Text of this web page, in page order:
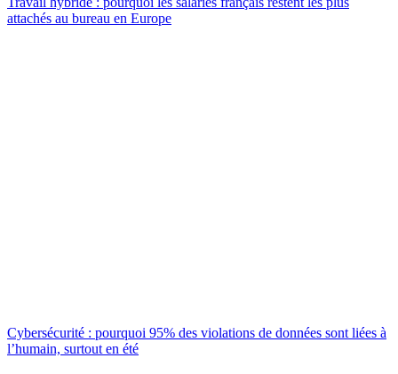
attachés au bureau en Europe
Cybersécurité : pourquoi 95% des violations de données sont liées à
l’humain, surtout en été